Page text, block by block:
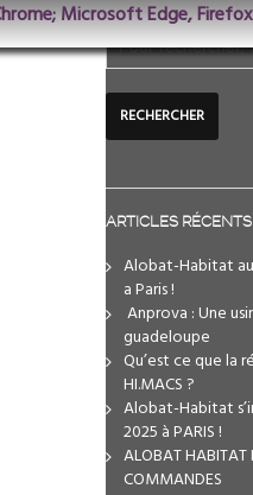
Microsoft Edge,
ARTICLES RÉCENTS
Alobat-Habitat
a Paris !
Anprova : Une
guadeloupe
Qu’est ce que la
HI.MACS ?
Alobat-Habitat
2025 à PARIS !
ALOBAT HABITAT
COMMANDES